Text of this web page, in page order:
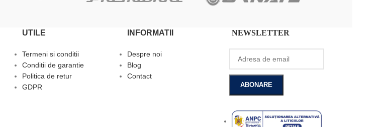
UTILE
Termeni si conditii
Conditii de garantie
Politica de retur
GDPR
INFORMATII
Despre noi
Blog
Contact
NEWSLETTER